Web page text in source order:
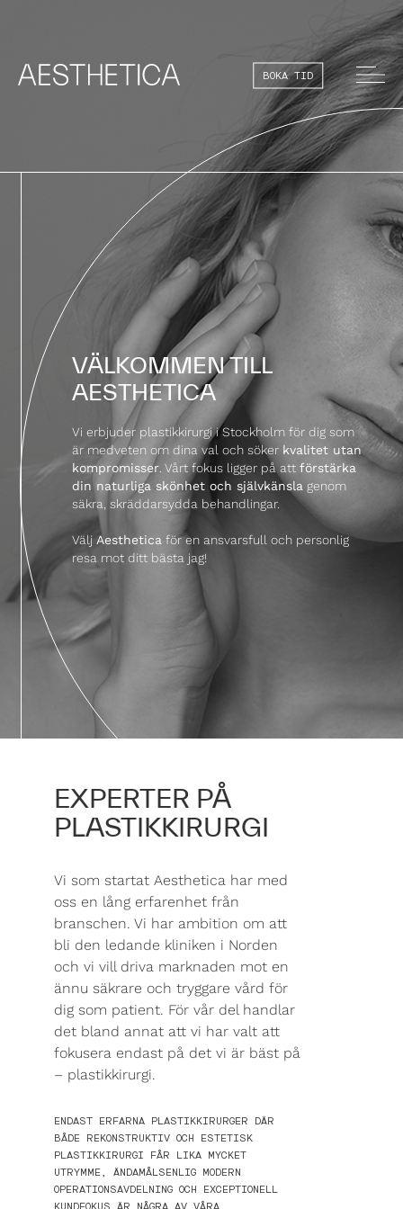
BOKA TID
VÄLKOMMEN TILL
AESTHETICA
Vi erbjuder plastikkirurgi i Stockholm för dig som
är medveten om dina val och söker kvalitet utan
kompromisser . Vårt fokus ligger på att förstärka
din naturliga skönhet och självkänsla genom
säkra, skräddarsydda behandlingar.
Välj Aesthetica för en ansvarsfull och personlig
resa mot ditt bästa jag!
EXPERTER PÅ
PLASTIKKIRURGI
Vi som startat Aesthetica har med
oss en lång erfarenhet från
branschen. Vi har ambition om att
bli den ledande kliniken i Norden
och vi vill driva marknaden mot en
ännu säkrare och tryggare vård för
dig som patient. För vår del handlar
det bland annat att vi har valt att
fokusera endast på det vi är bäst på
– plastikkirurgi.
ENDAST ERFARNA PLASTIKKIRURGER DÄR
BÅDE REKONSTRUKTIV OCH ESTETISK
PLASTIKKIRURGI FÅR LIKA MYCKET
UTRYMME, ÄNDAMÅLSENLIG MODERN
OPERATIONSAVDELNING OCH EXCEPTIONELL